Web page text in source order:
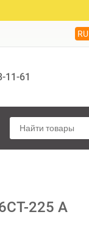
RU
11-61
225 А